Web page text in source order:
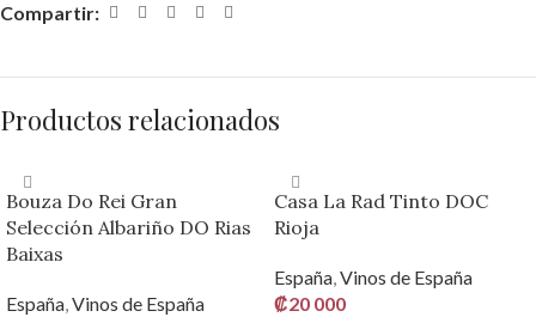
Compartir:
Productos relacionados
Bouza Do Rei Gran
Selección Albariño DO Rias
Baixas
España,Vinos de España
Casa La Rad Tinto DOC
Rioja
España,Vinos de España
₡20 000